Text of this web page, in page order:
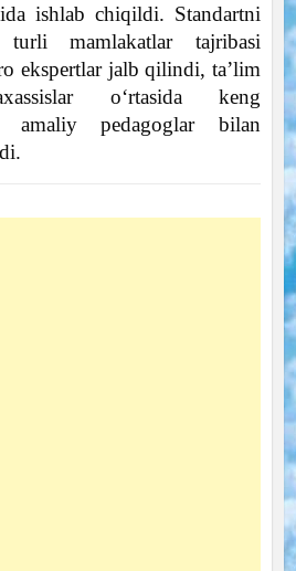
ishlab chiqildi. Standartni
mamlakatlar tajribasi
ekspertlar jalb qilindi, ta’lim
o‘rtasida keng
amaliy pedagoglar bilan